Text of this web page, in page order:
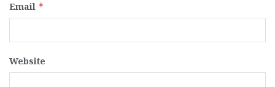
Email *
Website